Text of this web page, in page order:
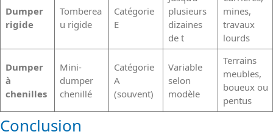
Dumper
rigide
Tomberea
u rigide
Catégorie
E
plusieurs
dizaines
de t
mines,
travaux
lourds
Dumper
à
chenilles
Mini-
dumper
chenillé
Catégorie
A
(souvent)
Variable
selon
modèle
Terrains
meubles,
boueux ou
pentus
Conclusion